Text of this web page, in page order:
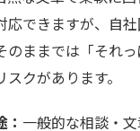
応できますが、自
のままでは「それ
クがあります。
一般的な相談・